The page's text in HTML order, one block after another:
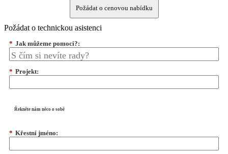
Požádat o cenovou nabídku
Požádat o technickou asistenci
* Jak můžeme pomoci?:
* Projekt:
Řekněte nám něco o sobě
* Křestní jméno: